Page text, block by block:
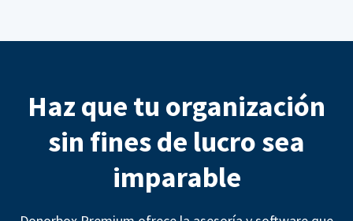
Haz que tu organización
sin fines de lucro sea
imparable